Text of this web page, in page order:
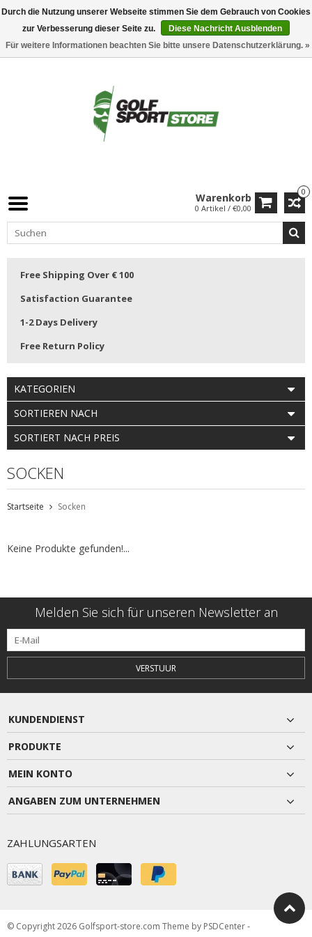
0
Warenkorb
0 Artikel / €0,00
Free Shipping Over € 100
Satisfaction Guarantee
1-2 Days Delivery
Free Return Policy
KATEGORIEN
SORTIEREN NACH
SORTIERT NACH PREIS
SOCKEN
Startseite Socken
Keine Produkte gefunden!...
Melden Sie sich für unseren Newsletter an
VERSTUUR
KUNDENDIENST
PRODUKTE
MEIN KONTO
ANGABEN ZUM UNTERNEHMEN
ZAHLUNGSARTEN
© Copyright 2026 Golfsport-store.com Theme by PSDCenter-
Durch die Nutzung unserer Webseite stimmen Sie dem Gebrauch von Cookies
zur Verbesserung dieser Seite zu.
Diese Nachricht Ausblenden
Für weitere Informationen beachten Sie bitte unsere Datenschutzerklärung. »